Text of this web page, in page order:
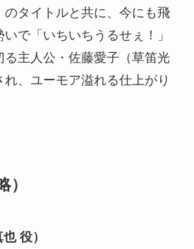
のタイトルと共に、今にも飛
で「いちいちうるせぇ！」
る主人公・佐藤愛子（草笛光
、ユーモア溢れる仕上がり
）
役）